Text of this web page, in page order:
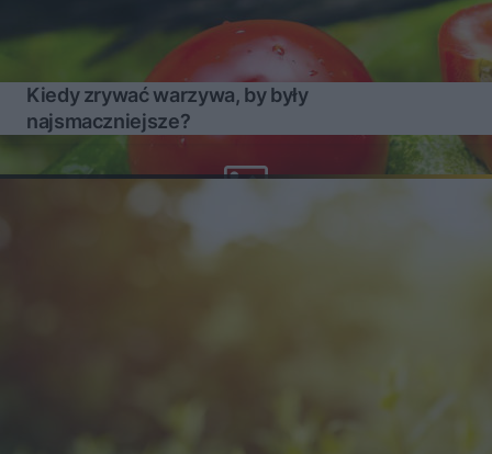
Kiedy zrywać warzywa, by były
najsmaczniejsze?